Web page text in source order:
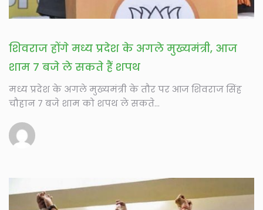
शिवराज होंगे मध्य प्रदेश के अगले मुख्यमंत्री, आज
शाम 7 बजे ले सकते हैं शपथ
मध्य प्रदेश के अगले मुख्यमंत्री के तौर पर आज शिवराज सिंह
चौहान 7 बजे शाम को शपथ ले सकते...